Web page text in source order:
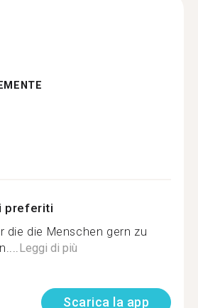
preferiti
die die Menschen gern zu
Leggi di più
Scarica la app